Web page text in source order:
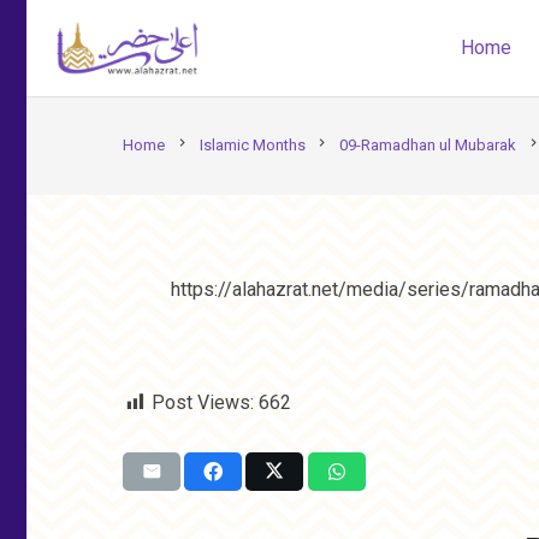
Home
Home chevron_right Islamic Months chevron_right 09-Ramadhan ul Mubarak
https://alahazrat.net/media/series/
Post Views: 662